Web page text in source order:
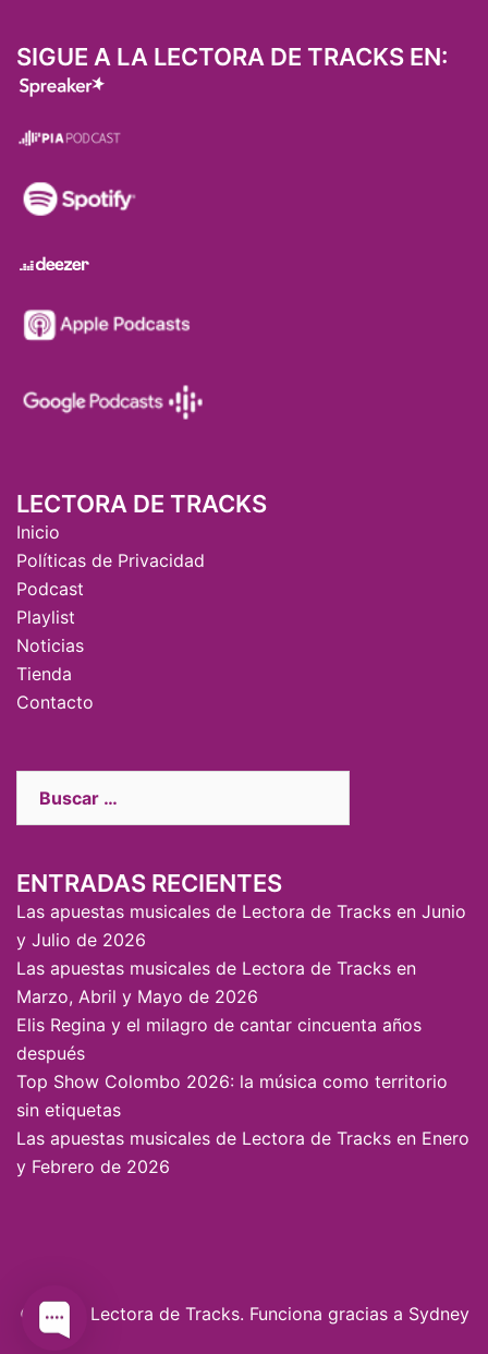
SIGUE A LA LECTORA DE TRACKS EN:
LECTORA DE TRACKS
Inicio
Políticas de Privacidad
Podcast
Playlist
Noticias
Tienda
Contacto
ENTRADAS RECIENTES
Las apuestas musicales de Lectora de Tracks en Junio
y Julio de 2026
Las apuestas musicales de Lectora de Tracks en
Marzo, Abril y Mayo de 2026
Elis Regina y el milagro de cantar cincuenta años
después
Top Show Colombo 2026: la música como territorio
sin etiquetas
Las apuestas musicales de Lectora de Tracks en Enero
y Febrero de 2026
© 2026 Lectora de Tracks. Funciona gracias a Sydney